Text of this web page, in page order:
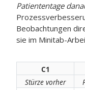
Patiententage
Beobachtungen
sie im Minitab-
C1
Stürze vorher